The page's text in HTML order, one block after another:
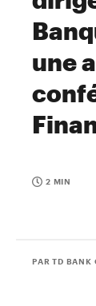
une
2 MIN
PAR TD BANK